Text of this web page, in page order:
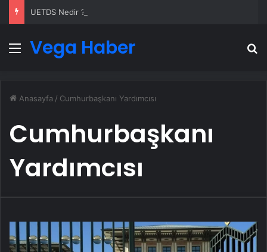
Menü
Vega Haber
Anasayfa / Cumhurbaşkanı Yardımcısı
Cumhurbaşkanı
Yardımcısı